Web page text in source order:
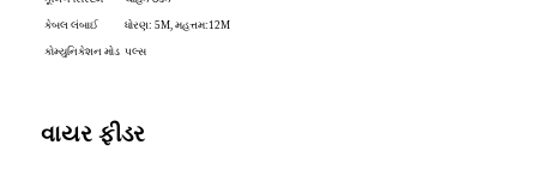
કેબલ લંબાઈ ધોરણ: 5M, મહત્તમ:12M
કોમ્યુનિકેશન મોડ પલ્સ
વાયર ફીડર